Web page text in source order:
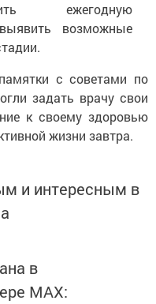
ежегодную
возможные
с советами по
задать врачу свои
к своему здоровью
жизни завтра.
и интересным в
в
MАХ: